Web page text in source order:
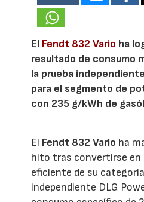
El Fendt 832 Vario ha
resultado de consumo
la prueba independiente
para el segmento de
con 235 g/kWh de
El Fendt 832 Vario ha
hito tras convertirse
eficiente de su
independiente DLG